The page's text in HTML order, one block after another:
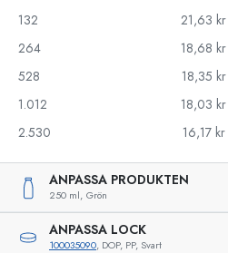
132
21,63 kr
264
18,68 kr
528
18,35 kr
1.012
18,03 kr
2.530
16,17 kr
ANPASSA PRODUKTEN
250 ml, Grön
ANPASSA LOCK
100035090, DOP, PP, Svart